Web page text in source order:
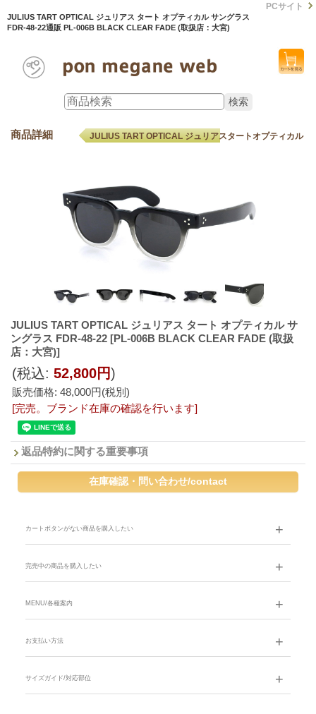
JULIUS TART OPTICAL ジュリアス タート オプティカル サングラス
FDR-48-22通販 PL-006B BLACK CLEAR FADE (取扱店：大宮)
PCサイト
商品詳細 JULIUS TART OPTICAL ジュリアスタートオプティカル
JULIUS TART OPTICAL ジュリアス タート オプティカル サ
ングラス FDR-48-22 [PL-006B BLACK CLEAR FADE (取扱
店：大宮)]
販売価格: 48,000円(税別)
(税込: 52,800円)
[完売。ブランド在庫の確認を行います]
返品特約に関する重要事項
カートボタンがない商品を購入したい
完売中の商品を購入したい
MENU/各種案内
お支払い方法
サイズガイド/対応部位